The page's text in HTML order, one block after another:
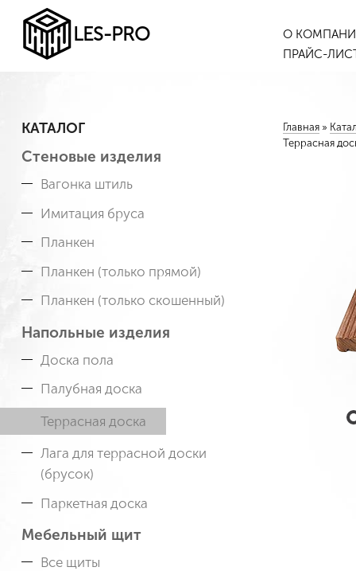
LES-PRO О
ПРАЙС-
КАТАЛОГ
Стеновые изделия
Вагонка штиль
Имитация бруса
Планкен
Планкен (только прямой)
Планкен (только скошенный)
Напольные изделия
Доска пола
Палубная доска
Террасная доска
Лага для террасной доски
(брусок)
Паркетная доска
Мебельный щит
Все щиты
Главная »
Террасная